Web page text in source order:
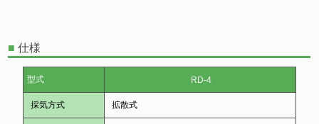
■ 仕様
型式 RD-4
採気方式 拡散式